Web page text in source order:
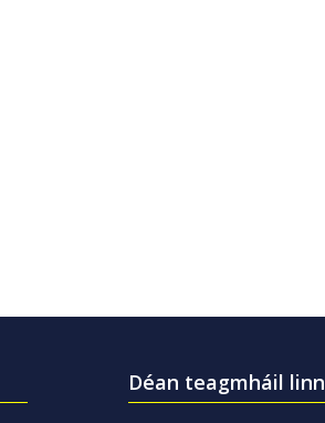
Déan teagmháil linn